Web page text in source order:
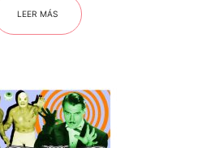
LEER MÁS